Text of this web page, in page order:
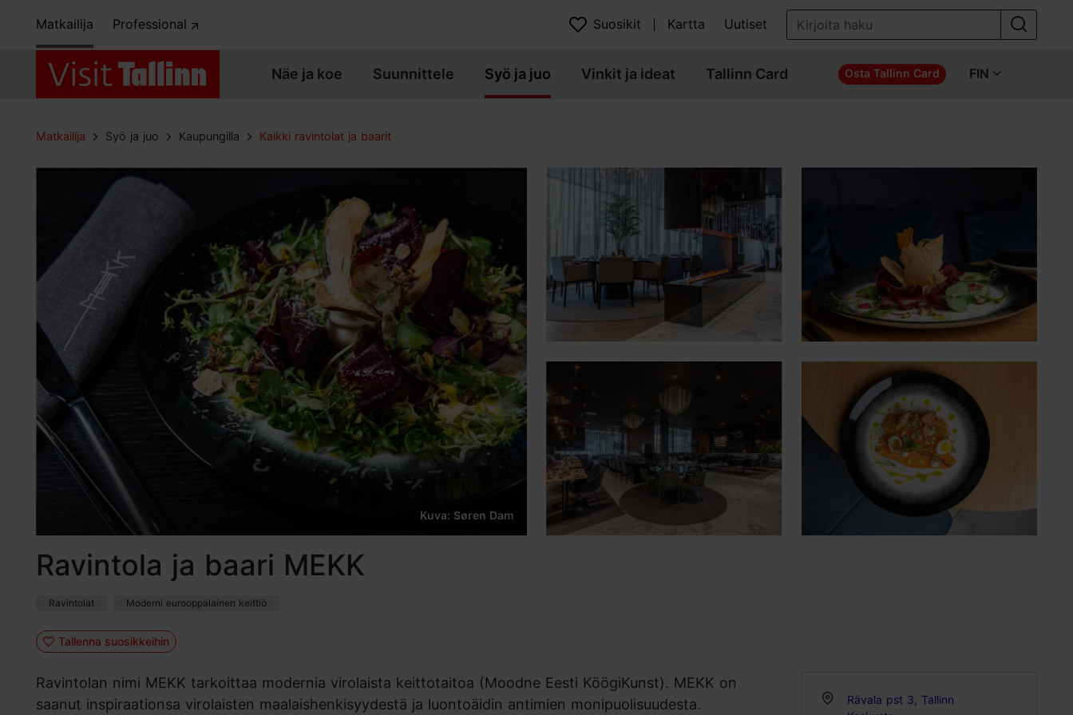
Matkailija Professional Suosikit Kartta Uutiset
Näe ja koe Suunnittele Syö ja juo Vinkit ja ideat Tallinn Card Osta Tallinn Card FIN
Matkailija Syö ja juo Kaupungilla Kaikki ravintolat ja baarit
Kuva: Søren Dam
Ravintola ja baari MEKK
Ravintolat Moderni eurooppalainen keittiö
Tallenna suosikkeihin
Ravintolan nimi MEKK tarkoittaa modernia virolaista keittotaitoa (Moodne Eesti KöögiKunst). MEKK on
saanut inspiraationsa virolaisten maalaishenkisyydestä ja luontoäidin antimien monipuolisuudesta.
Rävala pst 3, Tallinn